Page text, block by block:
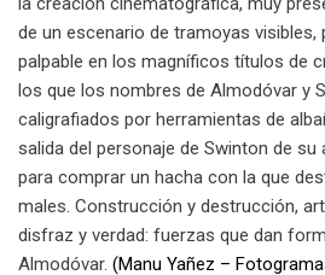
de un escenario de tramoyas visibles,
palpable en los magníficos títulos de
los que los nombres de Almodóvar y
caligrafiados por herramientas de
salida del personaje de Swinton de
para comprar un hacha con la que
males. Construcción y destrucción,
disfraz y verdad: fuerzas que dan
Almodóvar. (Manu Yañez –